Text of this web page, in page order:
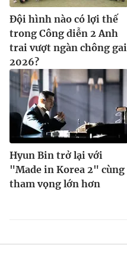
Đội hình nào có lợi thế
trong Công diễn 2 Anh
trai vượt ngàn chông gai
2026?
Hyun Bin trở lại với
"Made in Korea 2" cùng
tham vọng lớn hơn